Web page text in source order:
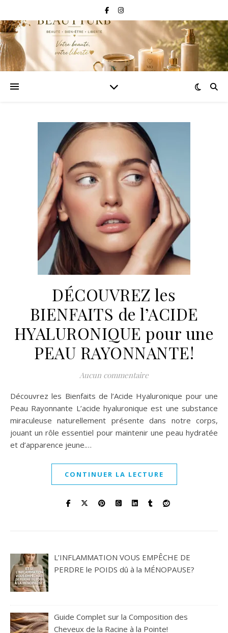
DÉCOUVREZ les
BIENFAITS de l’ACIDE
HYALURONIQUE pour une
PEAU RAYONNANTE!
Aucun commentaire
Découvrez les Bienfaits de l’Acide Hyaluronique pour une
Peau Rayonnante L’acide hyaluronique est une substance
miraculeuse naturellement présente dans notre corps,
jouant un rôle essentiel pour maintenir une peau hydratée
et d’apparence jeune.…
CONTINUER LA LECTURE
L’INFLAMMATION VOUS EMPÊCHE DE
PERDRE le POIDS dû à la MÉNOPAUSE?
Guide Complet sur la Composition des
Cheveux de la Racine à la Pointe!